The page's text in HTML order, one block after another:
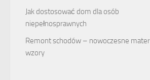
Jak dostosować dom dla osób
niepełnosprawnych
Remont schodów – nowoczesne
wzory